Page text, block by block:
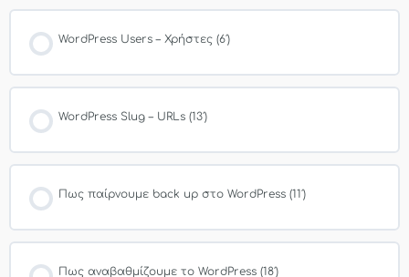
WordPress Users – Χρήστες (6′)
WordPress Slug – URLs (13′)
Πως παίρνουμε back up στο WordPress (11′)
Πως αναβαθμίζουμε το WordPress (18′)